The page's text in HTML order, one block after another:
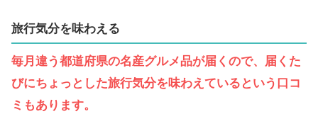
旅行気分を味わえる
毎月違う都道府県の名産グルメ品が届くので、届くた
びにちょっとした旅行気分を味わえているという口コ
ミもあります。